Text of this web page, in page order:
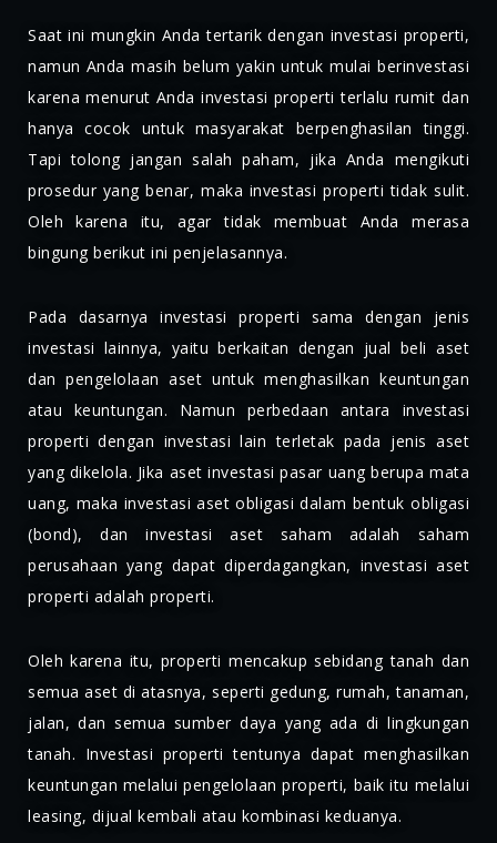
Saat ini mungkin Anda tertarik dengan investasi properti,
namun Anda masih belum yakin untuk mulai berinvestasi
karena menurut Anda investasi properti terlalu rumit dan
hanya cocok untuk masyarakat berpenghasilan tinggi.
Tapi tolong jangan salah paham, jika Anda mengikuti
prosedur yang benar, maka investasi properti tidak sulit.
Oleh karena itu, agar tidak membuat Anda merasa
bingung berikut ini penjelasannya.
Pada dasarnya investasi properti sama dengan jenis
investasi lainnya, yaitu berkaitan dengan jual beli aset
dan pengelolaan aset untuk menghasilkan keuntungan
atau keuntungan. Namun perbedaan antara investasi
properti dengan investasi lain terletak pada jenis aset
yang dikelola. Jika aset investasi pasar uang berupa mata
uang, maka investasi aset obligasi dalam bentuk obligasi
(bond), dan investasi aset saham adalah saham
perusahaan yang dapat diperdagangkan, investasi aset
properti adalah properti.
Oleh karena itu, properti mencakup sebidang tanah dan
semua aset di atasnya, seperti gedung, rumah, tanaman,
jalan, dan semua sumber daya yang ada di lingkungan
tanah. Investasi properti tentunya dapat menghasilkan
keuntungan melalui pengelolaan properti, baik itu melalui
leasing, dijual kembali atau kombinasi keduanya.